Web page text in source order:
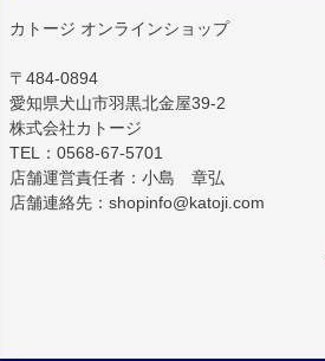
カトージ オンラインショップ
〒484-0894
愛知県犬山市羽黒北金屋39-2
株式会社カトージ
TEL：0568-67-5701
店舗運営責任者：小島 章弘
店舗連絡先：shopinfo@katoji.com